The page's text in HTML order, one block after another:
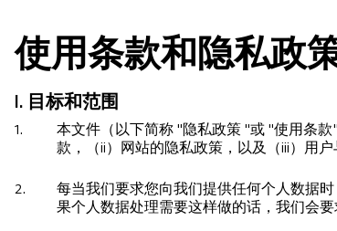
使用条款和隐私政
I. 目标和范围
1. 本文件（以下简称 "隐私政策 "或 "使用条
款，（ii）网站的隐私政策，以及（iii）用户
2.
每当我们要求您向我们提供任何个人数据
果个人数据处理需要这样做的话，我们会